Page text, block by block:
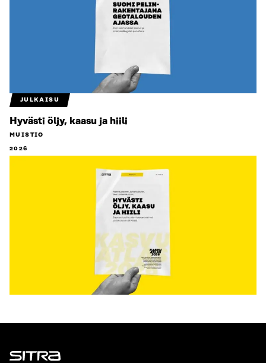
JULKAISU
Hyvästi öljy, kaasu ja hiili
MUISTIO
2026